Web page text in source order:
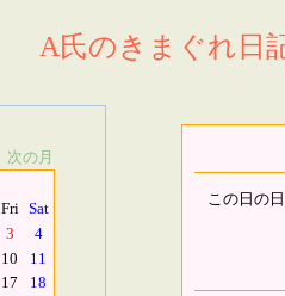
A氏のきまぐれ日
次の月
Fri Sat
3
4
10
11
17
18
この日の